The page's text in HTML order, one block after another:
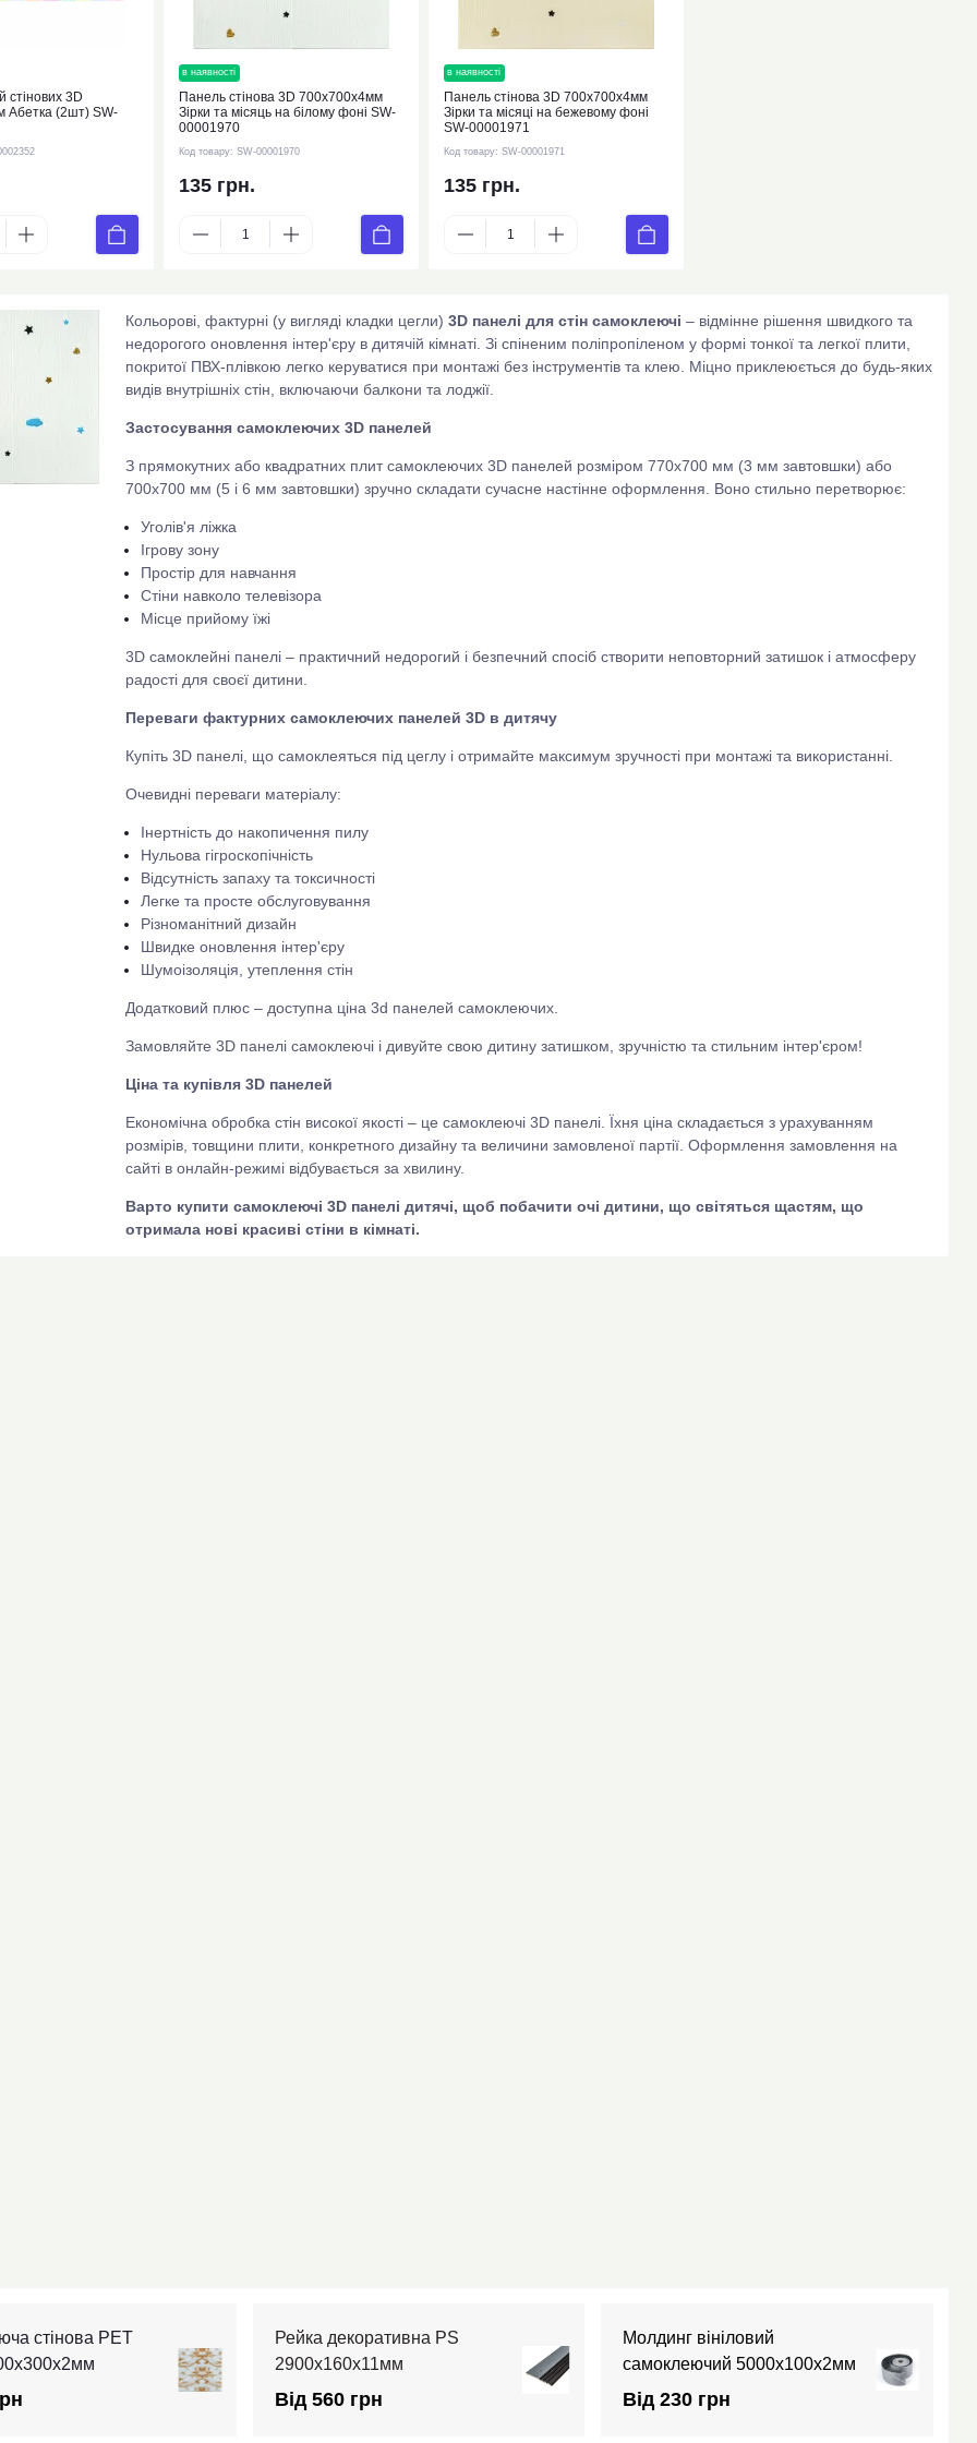
стінових 3D
Абетка (2шт) SW-
в наявності
Панель стінова 3D 700х700х4мм
Зірки та місяць на білому фоні SW-
00001970
Код товару: SW-00001970
135 грн.
в наявності
Панель стінова 3D 700х700х4мм
Зірки та місяці на бежевому фоні
SW-00001971
Код товару: SW-00001971
135 грн.
Кольорові, фактурні (у вигляді кладки цегли) 3D панелі для стін самоклеючі – відмінне рішення швидкого та
недорогого оновлення інтер'єру в дитячій кімнаті. Зі спіненим поліпропіленом у формі тонкої та легкої плити,
покритої ПВХ-плівкою легко керуватися при монтажі без інструментів та клею. Міцно приклеюється до будь-яких
видів внутрішніх стін, включаючи балкони та лоджії.
Застосування самоклеючих 3D панелей
З прямокутних або квадратних плит самоклеючих 3D панелей розміром 770х700 мм (3 мм завтовшки) або
700х700 мм (5 і 6 мм завтовшки) зручно складати сучасне настінне оформлення. Воно стильно перетворює:
Уголів'я ліжка
Ігрову зону
Простір для навчання
Стіни навколо телевізора
Місце прийому їжі
3D самоклейні панелі – практичний недорогий і безпечний спосіб створити неповторний затишок і атмосферу
радості для своєї дитини.
Переваги фактурних самоклеючих панелей 3D в дитячу
Купіть 3D панелі, що самоклеяться під цеглу і отримайте максимум зручності при монтажі та використанні.
Очевидні переваги матеріалу:
Інертність до накопичення пилу
Нульова гігроскопічність
Відсутність запаху та токсичності
Легке та просте обслуговування
Різноманітний дизайн
Швидке оновлення інтер'єру
Шумоізоляція, утеплення стін
Додатковий плюс – доступна ціна 3d панелей самоклеючих.
Замовляйте 3D панелі самоклеючі і дивуйте свою дитину затишком, зручністю та стильним інтер'єром!
Ціна та купівля 3D панелей
Економічна обробка стін високої якості – це самоклеючі 3D панелі. Їхня ціна складається з урахуванням
розмірів, товщини плити, конкретного дизайну та величини замовленої партії. Оформлення замовлення на
сайті в онлайн-режимі відбувається за хвилину.
Варто купити самоклеючі 3D панелі дитячі, щоб побачити очі дитини, що світяться щастям, що
отримала нові красиві стіни в кімнаті.
стінова PET
Рейка декоративна PS
2900х160х11мм
Від 560 грн
Молдинг вініловий
самоклеючий 5000х100х2мм
Від 230 грн